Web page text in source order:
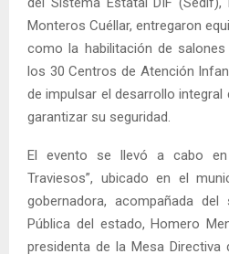
Monteros Cuéllar, entregaron
como la habilitación de
los 30 Centros de Atención
de impulsar el desarrollo
garantizar su seguridad.
El evento se llevó a cabo en
Traviesos”, ubicado en el
gobernadora, acompañada del
Pública del estado, Homero
presidenta de la Mesa Directiva